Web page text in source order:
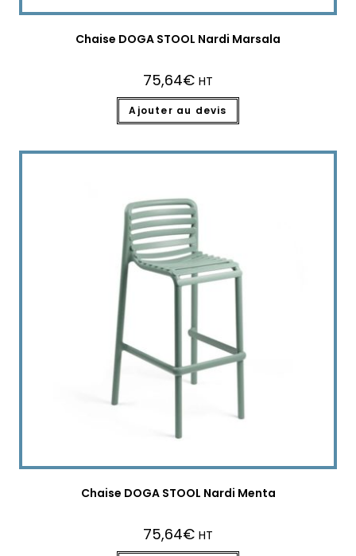
Chaise DOGA STOOL Nardi Marsala
75,64€ HT
Ajouter au devis
Chaise DOGA STOOL Nardi Menta
75,64€ HT